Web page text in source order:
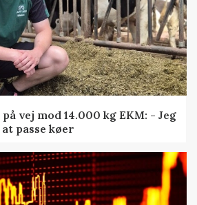
vej mod 14.000 kg EKM: - Jeg
passe køer